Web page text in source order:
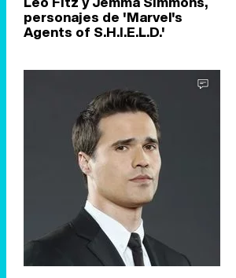
personajes de 'Marvel's
Agents of S.H.I.E.L.D.'